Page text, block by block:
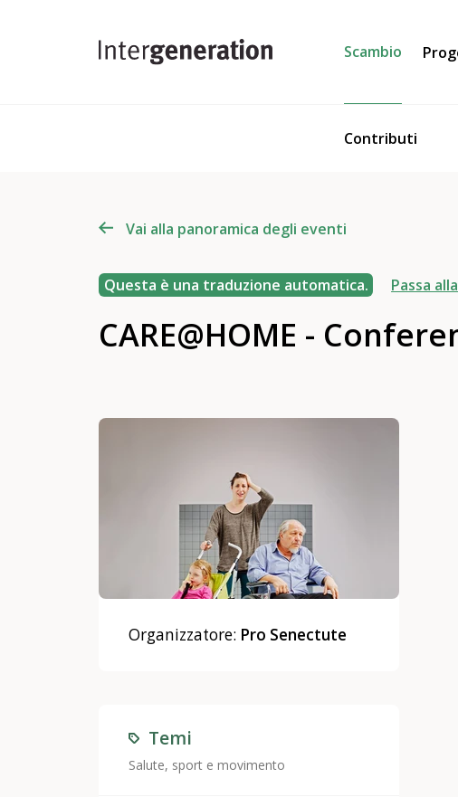
Scambio
Contributi
Vai alla panoramica degli eventi
Questa è una traduzione automatica. Passa
CARE@HOME -
Organizzatore: Pro Senectute
Temi
Salute, sport e movimento